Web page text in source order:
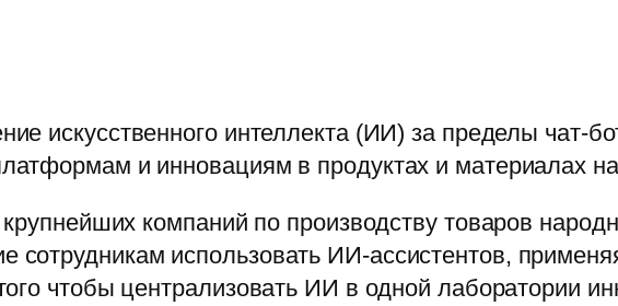
искусственного интеллекта (ИИ) за пределы чат-
и инновациям в продуктах и материалах
компаний по производству товаров
использовать ИИ-ассистентов,
чтобы централизовать ИИ в одной лаборатории